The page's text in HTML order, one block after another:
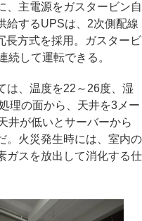
主電源をガスタービン自
給するUPSは、2次側配線
長方式を採用。ガスタービ
続して運転できる。
、温度を22～26度、湿
理の面から、天井を3メー
井が低いとサーバーから
。火災発生時には、室内の
ガスを放出して消化する仕